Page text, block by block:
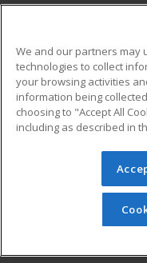
Military
Financial
Help
© 2026 ed2go, a
reserved. The
redistributed
permission from
We and our partners may
technologies to collect
your browsing activities
information being
choosing to "Accept All
including as described in